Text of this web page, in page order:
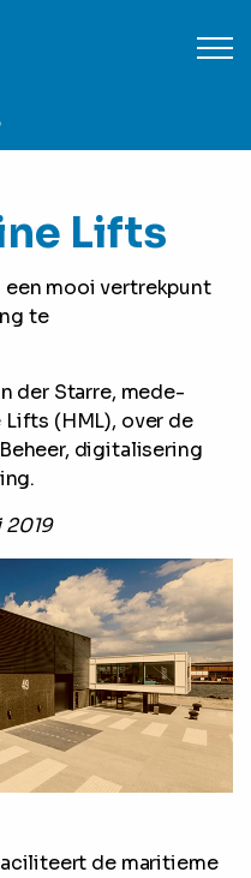
Lifts
een mooi vertrekpunt
te
der Starre, mede-
(HML), over de
digitalisering
2019
de maritieme